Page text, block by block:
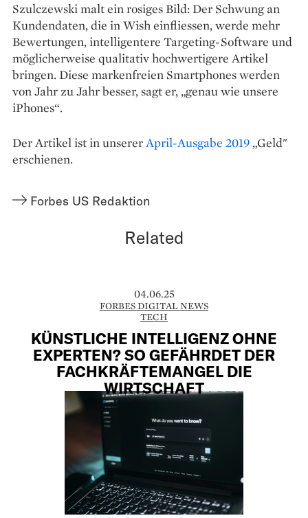
Szulczewski malt ein rosiges Bild: Der Schwung an
Kundendaten, die in Wish einfliessen, werde mehr
Bewertungen, intelligentere Targeting-Software und
möglicherweise qualitativ hochwertigere Artikel
bringen. Diese markenfreien Smartphones werden
von Jahr zu Jahr besser, sagt er, „genau wie unsere
iPhones“.
Der Artikel ist in unsererApril-Ausgabe 2019 „Geld"
erschienen.
Forbes US Redaktion
Related
04.06.25
FORBES DIGITAL NEWS
TECH
KÜNSTLICHE INTELLIGENZ OHNE
EXPERTEN? SO GEFÄHRDET DER
FACHKRÄFTEMANGEL DIE
WIRTSCHAFT